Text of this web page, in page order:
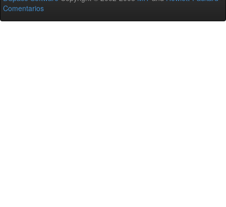
Comentarios